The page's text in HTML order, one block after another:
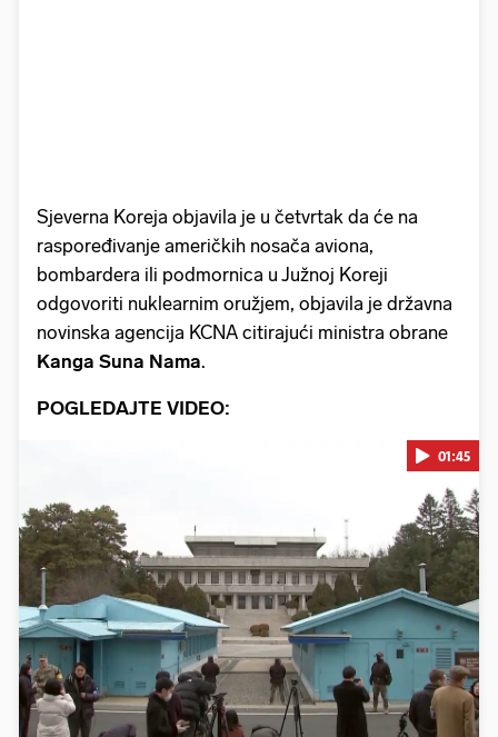
Sjeverna Koreja objavila je u četvrtak da će na
raspoređivanje američkih nosača aviona,
bombardera ili podmornica u Južnoj Koreji
odgovoriti nuklearnim oružjem, objavila je državna
novinska agencija KCNA citirajući ministra obrane
Kanga Suna Nama.
POGLEDAJTE VIDEO:
Pokretanje videa...
01:45